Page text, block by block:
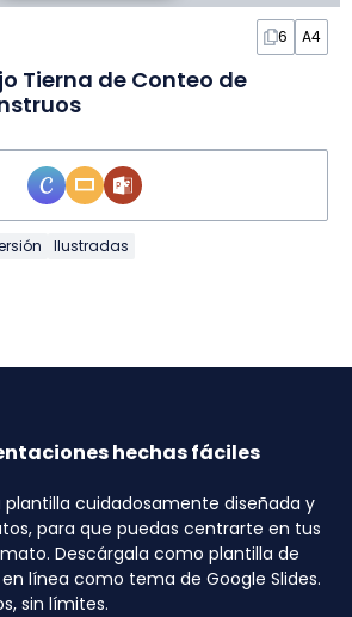
6 A4
Tierna de Conteo de
Ilustradas
hechas fáciles
cuidadosamente diseñada y
para que puedas centrarte en tus
Descárgala como plantilla de
línea como tema de Google Slides.
sin límites.